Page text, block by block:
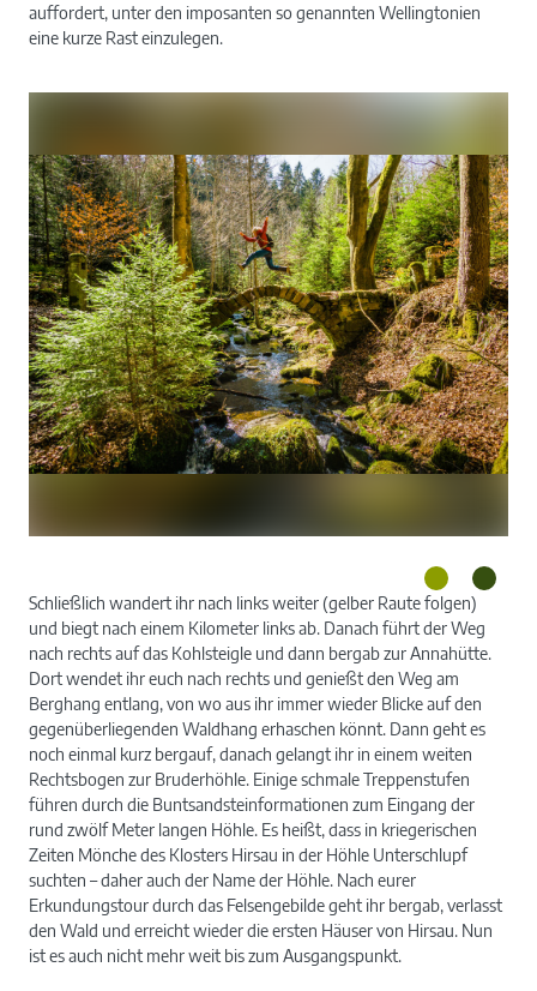
auffordert, unter den imposanten so genannten Wellingtonien
eine kurze Rast einzulegen.
Schließlich wandert ihr nach links weiter (gelber Raute folgen)
und biegt nach einem Kilometer links ab. Danach führt der Weg
nach rechts auf das Kohlsteigle und dann bergab zur Annahütte.
Dort wendet ihr euch nach rechts und genießt den Weg am
Berghang entlang, von wo aus ihr immer wieder Blicke auf den
gegenüberliegenden Waldhang erhaschen könnt. Dann geht es
noch einmal kurz bergauf, danach gelangt ihr in einem weiten
Rechtsbogen zur Bruderhöhle. Einige schmale Treppenstufen
führen durch die Buntsandsteinformationen zum Eingang der
rund zwölf Meter langen Höhle. Es heißt, dass in kriegerischen
Zeiten Mönche des Klosters Hirsau in der Höhle Unterschlupf
suchten – daher auch der Name der Höhle. Nach eurer
Erkundungstour durch das Felsengebilde geht ihr bergab, verlasst
den Wald und erreicht wieder die ersten Häuser von Hirsau. Nun
ist es auch nicht mehr weit bis zum Ausgangspunkt.